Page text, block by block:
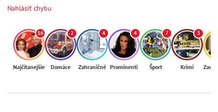
Nahlásiť chybu
16
Najčítanejšie
2
Domáce
4
Zahraničné
4
Prominenti
7
Šport
3
Krimi